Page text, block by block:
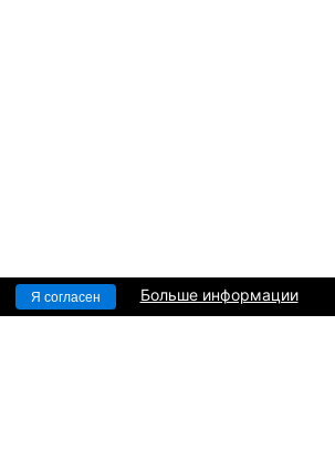
Я согласен Больше информации